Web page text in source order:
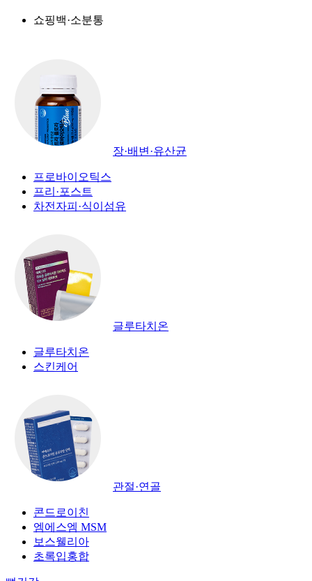
쇼핑백·소분통
장·배변·유산균
프로바이오틱스
프리·포스트
차전자피·식이섬유
글루타치온
글루타치온
스킨케어
관절·연골
콘드로이친
엠에스엠 MSM
보스웰리아
초록입홍합